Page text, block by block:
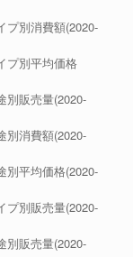
プ別消費額(2020-
プ別平均価格
別販売量(2020-
別消費額(2020-
別平均価格(2020-
プ別販売量(2020-
別販売量(2020-